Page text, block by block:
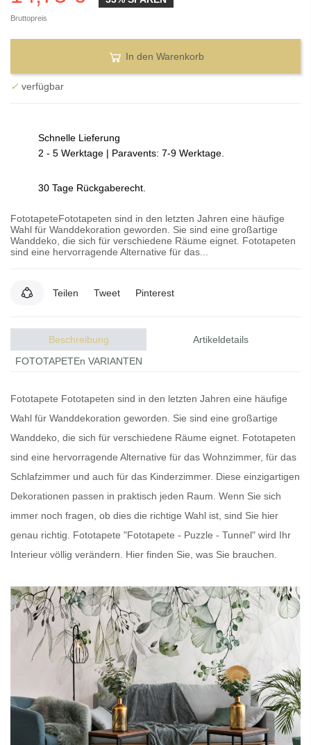
Bruttopreis
In den Warenkorb
✓ verfügbar
Schnelle Lieferung
2 - 5 Werktage | Paravents: 7-9 Werktage.
30 Tage Rückgaberecht.
FototapeteFototapeten sind in den letzten Jahren eine häufige
Wahl für Wanddekoration geworden. Sie sind eine großartige
Wanddeko, die sich für verschiedene Räume eignet. Fototapeten
sind eine hervorragende Alternative für das...
Teilen Tweet Pinterest
Beschreibung
Artikeldetails
FOTOTAPETEn VARIANTEN
Fototapete Fototapeten sind in den letzten Jahren eine häufige
Wahl für Wanddekoration geworden. Sie sind eine großartige
Wanddeko, die sich für verschiedene Räume eignet. Fototapeten
sind eine hervorragende Alternative für das Wohnzimmer, für das
Schlafzimmer und auch für das Kinderzimmer. Diese einzigartigen
Dekorationen passen in praktisch jeden Raum. Wenn Sie sich
immer noch fragen, ob dies die richtige Wahl ist, sind Sie hier
genau richtig. Fototapete "Fototapete - Puzzle - Tunnel" wird Ihr
Interieur völlig verändern. Hier finden Sie, was Sie brauchen.